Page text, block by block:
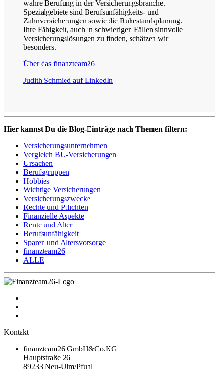
wahre Berufung in der Versicherungsbranche.
Spezialgebiete sind Berufsunfähigkeits- und
Zahnversicherungen sowie die Ruhestandsplanung.
Ihre Fähigkeit, auch in schwierigen Fällen sinnvolle
Versicherungslösungen zu finden, schätzen wir
besonders.
Über das finanzteam26
Judith Schmied auf LinkedIn
Hier kannst Du die Blog-Einträge nach Themen filtern:
Versicherungsunternehmen
Vergleich BU-Versicherungen
Ursachen
Berufsgruppen
Hobbies
Wichtige Versicherungen
Versicherungszwecke
Rechte und Pflichten
Finanzielle Aspekte
Rente und Alter
Berufsunfähigkeit
Sparen und Altersvorsorge
finanzteam26
ALLE
Kontakt
finanzteam26 GmbH&Co.KG
Hauptstraße 26
89233 Neu-Ulm/Pfuhl